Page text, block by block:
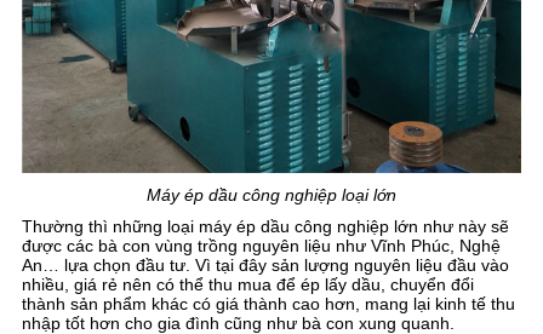
Máy ép dầu công nghiệp loại lớn
Thường thì những loại máy ép dầu công nghiệp lớn như này sẽ
được các bà con vùng trồng nguyên liệu như Vĩnh Phúc, Nghệ
An… lựa chọn đầu tư. Vì tại đây sản lượng nguyên liệu đầu vào
nhiều, giá rẻ nên có thể thu mua để ép lấy dầu, chuyển đổi
thành sản phẩm khác có giá thành cao hơn, mang lại kinh tế thu
nhập tốt hơn cho gia đình cũng như bà con xung quanh.